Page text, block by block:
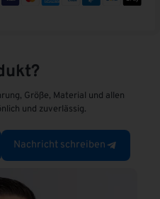
Größe, Material und allen
und zuverlässig.
Nachricht schreiben